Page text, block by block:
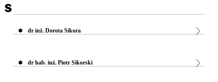
S
dr inż. Dorota Sikora
dr hab. inż. Piotr Sikorski